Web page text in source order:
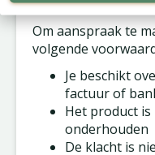
Voorwaarden
Om aanspraak te
volgende
Je beschikt
factuur of
Het product
onderhouden
De klacht is